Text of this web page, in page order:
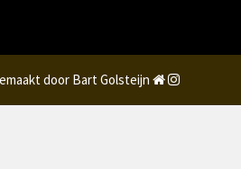
door Bart Golsteijn